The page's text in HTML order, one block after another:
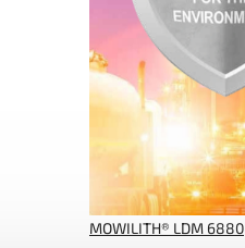
MOWILITH® LDM 6880